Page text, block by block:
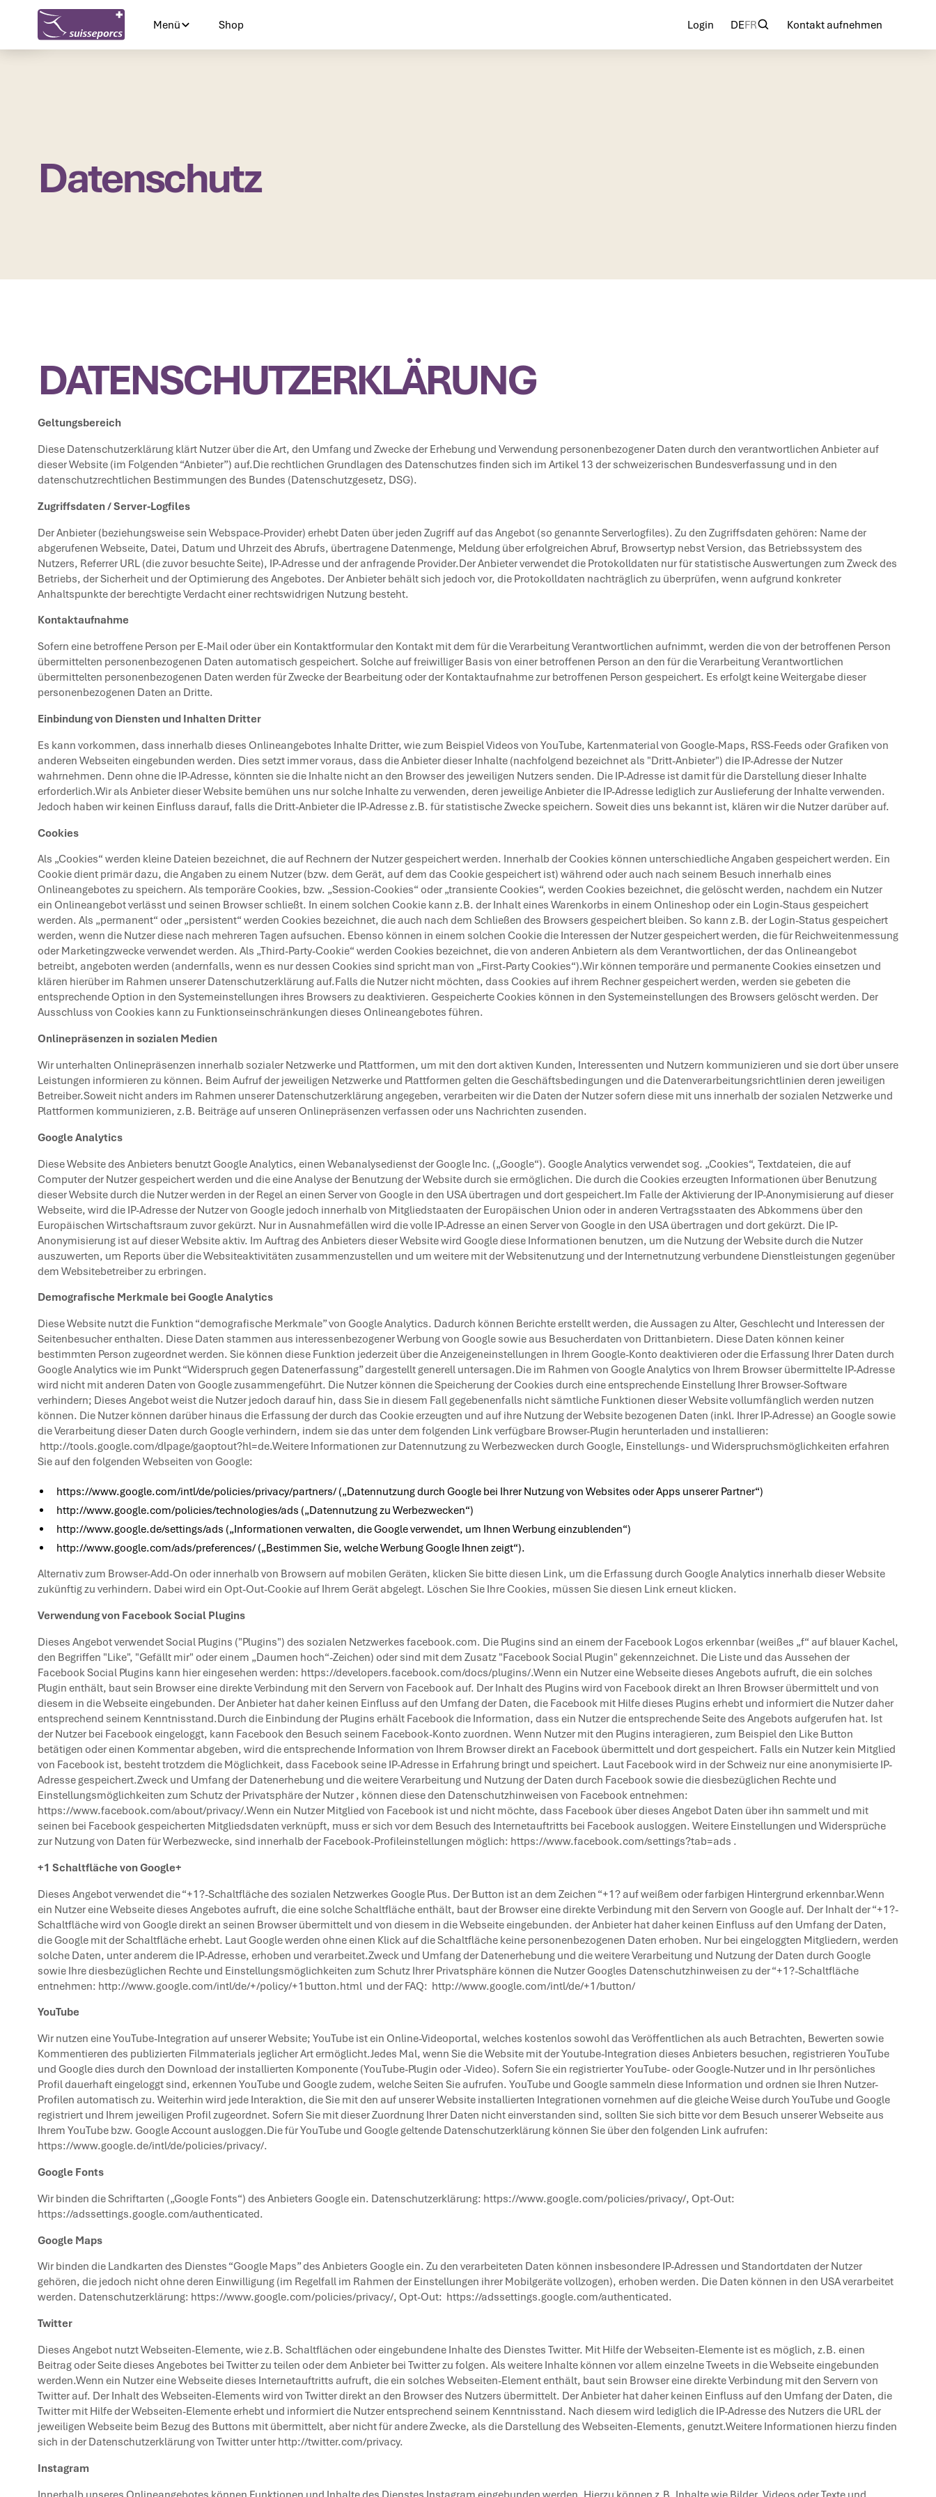
Menü
Shop
Login
DEFR
Kontakt aufnehmen
Datenschutz
DATENSCHUTZERKLÄRUNG
Geltungsbereich
Diese Datenschutzerklärung klärt Nutzer über die Art, den Umfang und Zwecke der Erhebung und Verwendung personenbezogener Daten durch den verantwortlichen Anbieter auf
dieser Website (im Folgenden “Anbieter”) auf.Die rechtlichen Grundlagen des Datenschutzes finden sich im Artikel 13 der schweizerischen Bundesverfassung und in den
datenschutzrechtlichen Bestimmungen des Bundes (Datenschutzgesetz, DSG).
Zugriffsdaten / Server-Logfiles
Der Anbieter (beziehungsweise sein Webspace-Provider) erhebt Daten über jeden Zugriff auf das Angebot (so genannte Serverlogfiles). Zu den Zugriffsdaten gehören: Name der
abgerufenen Webseite, Datei, Datum und Uhrzeit des Abrufs, übertragene Datenmenge, Meldung über erfolgreichen Abruf, Browsertyp nebst Version, das Betriebssystem des
Nutzers, Referrer URL (die zuvor besuchte Seite), IP-Adresse und der anfragende Provider.Der Anbieter verwendet die Protokolldaten nur für statistische Auswertungen zum Zweck des
Betriebs, der Sicherheit und der Optimierung des Angebotes. Der Anbieter behält sich jedoch vor, die Protokolldaten nachträglich zu überprüfen, wenn aufgrund konkreter
Anhaltspunkte der berechtigte Verdacht einer rechtswidrigen Nutzung besteht.
Kontaktaufnahme
Sofern eine betroffene Person per E-Mail oder über ein Kontaktformular den Kontakt mit dem für die Verarbeitung Verantwortlichen aufnimmt, werden die von der betroffenen Person
übermittelten personenbezogenen Daten automatisch gespeichert. Solche auf freiwilliger Basis von einer betroffenen Person an den für die Verarbeitung Verantwortlichen
übermittelten personenbezogenen Daten werden für Zwecke der Bearbeitung oder der Kontaktaufnahme zur betroffenen Person gespeichert. Es erfolgt keine Weitergabe dieser
personenbezogenen Daten an Dritte.
Einbindung von Diensten und Inhalten Dritter
Es kann vorkommen, dass innerhalb dieses Onlineangebotes Inhalte Dritter, wie zum Beispiel Videos von YouTube, Kartenmaterial von Google-Maps, RSS-Feeds oder Grafiken von
anderen Webseiten eingebunden werden. Dies setzt immer voraus, dass die Anbieter dieser Inhalte (nachfolgend bezeichnet als "Dritt-Anbieter") die IP-Adresse der Nutzer
wahrnehmen. Denn ohne die IP-Adresse, könnten sie die Inhalte nicht an den Browser des jeweiligen Nutzers senden. Die IP-Adresse ist damit für die Darstellung dieser Inhalte
erforderlich.Wir als Anbieter dieser Website bemühen uns nur solche Inhalte zu verwenden, deren jeweilige Anbieter die IP-Adresse lediglich zur Auslieferung der Inhalte verwenden.
Jedoch haben wir keinen Einfluss darauf, falls die Dritt-Anbieter die IP-Adresse z.B. für statistische Zwecke speichern. Soweit dies uns bekannt ist, klären wir die Nutzer darüber auf.
Cookies
Als „Cookies“ werden kleine Dateien bezeichnet, die auf Rechnern der Nutzer gespeichert werden. Innerhalb der Cookies können unterschiedliche Angaben gespeichert werden. Ein
Cookie dient primär dazu, die Angaben zu einem Nutzer (bzw. dem Gerät, auf dem das Cookie gespeichert ist) während oder auch nach seinem Besuch innerhalb eines
Onlineangebotes zu speichern. Als temporäre Cookies, bzw. „Session-Cookies“ oder „transiente Cookies“, werden Cookies bezeichnet, die gelöscht werden, nachdem ein Nutzer
ein Onlineangebot verlässt und seinen Browser schließt. In einem solchen Cookie kann z.B. der Inhalt eines Warenkorbs in einem Onlineshop oder ein Login-Staus gespeichert
werden. Als „permanent“ oder „persistent“ werden Cookies bezeichnet, die auch nach dem Schließen des Browsers gespeichert bleiben. So kann z.B. der Login-Status gespeichert
werden, wenn die Nutzer diese nach mehreren Tagen aufsuchen. Ebenso können in einem solchen Cookie die Interessen der Nutzer gespeichert werden, die für Reichweitenmessung
oder Marketingzwecke verwendet werden. Als „Third-Party-Cookie“ werden Cookies bezeichnet, die von anderen Anbietern als dem Verantwortlichen, der das Onlineangebot
betreibt, angeboten werden (andernfalls, wenn es nur dessen Cookies sind spricht man von „First-Party Cookies“).Wir können temporäre und permanente Cookies einsetzen und
klären hierüber im Rahmen unserer Datenschutzerklärung auf.Falls die Nutzer nicht möchten, dass Cookies auf ihrem Rechner gespeichert werden, werden sie gebeten die
entsprechende Option in den Systemeinstellungen ihres Browsers zu deaktivieren. Gespeicherte Cookies können in den Systemeinstellungen des Browsers gelöscht werden. Der
Ausschluss von Cookies kann zu Funktionseinschränkungen dieses Onlineangebotes führen.
Onlinepräsenzen in sozialen Medien
Wir unterhalten Onlinepräsenzen innerhalb sozialer Netzwerke und Plattformen, um mit den dort aktiven Kunden, Interessenten und Nutzern kommunizieren und sie dort über unsere
Leistungen informieren zu können. Beim Aufruf der jeweiligen Netzwerke und Plattformen gelten die Geschäftsbedingungen und die Datenverarbeitungsrichtlinien deren jeweiligen
Betreiber.Soweit nicht anders im Rahmen unserer Datenschutzerklärung angegeben, verarbeiten wir die Daten der Nutzer sofern diese mit uns innerhalb der sozialen Netzwerke und
Plattformen kommunizieren, z.B. Beiträge auf unseren Onlinepräsenzen verfassen oder uns Nachrichten zusenden.
Google Analytics
Diese Website des Anbieters benutzt Google Analytics, einen Webanalysedienst der Google Inc. („Google“). Google Analytics verwendet sog. „Cookies“, Textdateien, die auf
Computer der Nutzer gespeichert werden und die eine Analyse der Benutzung der Website durch sie ermöglichen. Die durch die Cookies erzeugten Informationen über Benutzung
dieser Website durch die Nutzer werden in der Regel an einen Server von Google in den USA übertragen und dort gespeichert.Im Falle der Aktivierung der IP-Anonymisierung auf dieser
Webseite, wird die IP-Adresse der Nutzer von Google jedoch innerhalb von Mitgliedstaaten der Europäischen Union oder in anderen Vertragsstaaten des Abkommens über den
Europäischen Wirtschaftsraum zuvor gekürzt. Nur in Ausnahmefällen wird die volle IP-Adresse an einen Server von Google in den USA übertragen und dort gekürzt. Die IP-
Anonymisierung ist auf dieser Website aktiv. Im Auftrag des Anbieters dieser Website wird Google diese Informationen benutzen, um die Nutzung der Website durch die Nutzer
auszuwerten, um Reports über die Websiteaktivitäten zusammenzustellen und um weitere mit der Websitenutzung und der Internetnutzung verbundene Dienstleistungen gegenüber
dem Websitebetreiber zu erbringen.
Demografische Merkmale bei Google Analytics
Diese Website nutzt die Funktion “demografische Merkmale” von Google Analytics. Dadurch können Berichte erstellt werden, die Aussagen zu Alter, Geschlecht und Interessen der
Seitenbesucher enthalten. Diese Daten stammen aus interessenbezogener Werbung von Google sowie aus Besucherdaten von Drittanbietern. Diese Daten können keiner
bestimmten Person zugeordnet werden. Sie können diese Funktion jederzeit über die Anzeigeneinstellungen in Ihrem Google-Konto deaktivieren oder die Erfassung Ihrer Daten durch
Google Analytics wie im Punkt “Widerspruch gegen Datenerfassung” dargestellt generell untersagen.Die im Rahmen von Google Analytics von Ihrem Browser übermittelte IP-Adresse
wird nicht mit anderen Daten von Google zusammengeführt. Die Nutzer können die Speicherung der Cookies durch eine entsprechende Einstellung Ihrer Browser-Software
verhindern; Dieses Angebot weist die Nutzer jedoch darauf hin, dass Sie in diesem Fall gegebenenfalls nicht sämtliche Funktionen dieser Website vollumfänglich werden nutzen
können. Die Nutzer können darüber hinaus die Erfassung der durch das Cookie erzeugten und auf ihre Nutzung der Website bezogenen Daten (inkl. Ihrer IP-Adresse) an Google sowie
die Verarbeitung dieser Daten durch Google verhindern, indem sie das unter dem folgenden Link verfügbare Browser-Plugin herunterladen und installieren:
http://tools.google.com/dlpage/gaoptout?hl=de.Weitere Informationen zur Datennutzung zu Werbezwecken durch Google, Einstellungs- und Widerspruchsmöglichkeiten erfahren
Sie auf den folgenden Webseiten von Google:
https://www.google.com/intl/de/policies/privacy/partners/ („Datennutzung durch Google bei Ihrer Nutzung von Websites oder Apps unserer Partner“)
http://www.google.com/policies/technologies/ads („Datennutzung zu Werbezwecken“)
http://www.google.de/settings/ads („Informationen verwalten, die Google verwendet, um Ihnen Werbung einzublenden“)
http://www.google.com/ads/preferences/ („Bestimmen Sie, welche Werbung Google Ihnen zeigt“).
Alternativ zum Browser-Add-On oder innerhalb von Browsern auf mobilen Geräten, klicken Sie bitte diesen Link, um die Erfassung durch Google Analytics innerhalb dieser Website
zukünftig zu verhindern. Dabei wird ein Opt-Out-Cookie auf Ihrem Gerät abgelegt. Löschen Sie Ihre Cookies, müssen Sie diesen Link erneut klicken.
Verwendung von Facebook Social Plugins
Dieses Angebot verwendet Social Plugins ("Plugins") des sozialen Netzwerkes facebook.com. Die Plugins sind an einem der Facebook Logos erkennbar (weißes „f“ auf blauer Kachel,
den Begriffen "Like", "Gefällt mir" oder einem „Daumen hoch“-Zeichen) oder sind mit dem Zusatz "Facebook Social Plugin" gekennzeichnet. Die Liste und das Aussehen der
Facebook Social Plugins kann hier eingesehen werden: https://developers.facebook.com/docs/plugins/.Wenn ein Nutzer eine Webseite dieses Angebots aufruft, die ein solches
Plugin enthält, baut sein Browser eine direkte Verbindung mit den Servern von Facebook auf. Der Inhalt des Plugins wird von Facebook direkt an Ihren Browser übermittelt und von
diesem in die Webseite eingebunden. Der Anbieter hat daher keinen Einfluss auf den Umfang der Daten, die Facebook mit Hilfe dieses Plugins erhebt und informiert die Nutzer daher
entsprechend seinem Kenntnisstand.Durch die Einbindung der Plugins erhält Facebook die Information, dass ein Nutzer die entsprechende Seite des Angebots aufgerufen hat. Ist
der Nutzer bei Facebook eingeloggt, kann Facebook den Besuch seinem Facebook-Konto zuordnen. Wenn Nutzer mit den Plugins interagieren, zum Beispiel den Like Button
betätigen oder einen Kommentar abgeben, wird die entsprechende Information von Ihrem Browser direkt an Facebook übermittelt und dort gespeichert. Falls ein Nutzer kein Mitglied
von Facebook ist, besteht trotzdem die Möglichkeit, dass Facebook seine IP-Adresse in Erfahrung bringt und speichert. Laut Facebook wird in der Schweiz nur eine anonymisierte IP-
Adresse gespeichert.Zweck und Umfang der Datenerhebung und die weitere Verarbeitung und Nutzung der Daten durch Facebook sowie die diesbezüglichen Rechte und
Einstellungsmöglichkeiten zum Schutz der Privatsphäre der Nutzer , können diese den Datenschutzhinweisen von Facebook entnehmen:
https://www.facebook.com/about/privacy/.Wenn ein Nutzer Mitglied von Facebook ist und nicht möchte, dass Facebook über dieses Angebot Daten über ihn sammelt und mit
seinen bei Facebook gespeicherten Mitgliedsdaten verknüpft, muss er sich vor dem Besuch des Internetauftritts bei Facebook ausloggen. Weitere Einstellungen und Widersprüche
zur Nutzung von Daten für Werbezwecke, sind innerhalb der Facebook-Profileinstellungen möglich: https://www.facebook.com/settings?tab=ads .
+1 Schaltfläche von Google+
Dieses Angebot verwendet die “+1?-Schaltfläche des sozialen Netzwerkes Google Plus. Der Button ist an dem Zeichen “+1? auf weißem oder farbigen Hintergrund erkennbar.Wenn
ein Nutzer eine Webseite dieses Angebotes aufruft, die eine solche Schaltfläche enthält, baut der Browser eine direkte Verbindung mit den Servern von Google auf. Der Inhalt der “+1?-
Schaltfläche wird von Google direkt an seinen Browser übermittelt und von diesem in die Webseite eingebunden. der Anbieter hat daher keinen Einfluss auf den Umfang der Daten,
die Google mit der Schaltfläche erhebt. Laut Google werden ohne einen Klick auf die Schaltfläche keine personenbezogenen Daten erhoben. Nur bei eingeloggten Mitgliedern, werden
solche Daten, unter anderem die IP-Adresse, erhoben und verarbeitet.Zweck und Umfang der Datenerhebung und die weitere Verarbeitung und Nutzung der Daten durch Google
sowie Ihre diesbezüglichen Rechte und Einstellungsmöglichkeiten zum Schutz Ihrer Privatsphäre können die Nutzer Googles Datenschutzhinweisen zu der “+1?-Schaltfläche
entnehmen: http://www.google.com/intl/de/+/policy/+1button.html und der FAQ: http://www.google.com/intl/de/+1/button/
YouTube
Wir nutzen eine YouTube-Integration auf unserer Website; YouTube ist ein Online-Videoportal, welches kostenlos sowohl das Veröffentlichen als auch Betrachten, Bewerten sowie
Kommentieren des publizierten Filmmaterials jeglicher Art ermöglicht.Jedes Mal, wenn Sie die Website mit der Youtube-Integration dieses Anbieters besuchen, registrieren YouTube
und Google dies durch den Download der installierten Komponente (YouTube-Plugin oder -Video). Sofern Sie ein registrierter YouTube- oder Google-Nutzer und in Ihr persönliches
Profil dauerhaft eingeloggt sind, erkennen YouTube und Google zudem, welche Seiten Sie aufrufen. YouTube und Google sammeln diese Information und ordnen sie Ihren Nutzer-
Profilen automatisch zu. Weiterhin wird jede Interaktion, die Sie mit den auf unserer Website installierten Integrationen vornehmen auf die gleiche Weise durch YouTube und Google
registriert und Ihrem jeweiligen Profil zugeordnet. Sofern Sie mit dieser Zuordnung Ihrer Daten nicht einverstanden sind, sollten Sie sich bitte vor dem Besuch unserer Webseite aus
Ihrem YouTube bzw. Google Account ausloggen.Die für YouTube und Google geltende Datenschutzerklärung können Sie über den folgenden Link aufrufen:
https://www.google.de/intl/de/policies/privacy/.
Google Fonts
Wir binden die Schriftarten („Google Fonts“) des Anbieters Google ein. Datenschutzerklärung: https://www.google.com/policies/privacy/, Opt-Out:
https://adssettings.google.com/authenticated.
Google Maps
Wir binden die Landkarten des Dienstes “Google Maps” des Anbieters Google ein. Zu den verarbeiteten Daten können insbesondere IP-Adressen und Standortdaten der Nutzer
gehören, die jedoch nicht ohne deren Einwilligung (im Regelfall im Rahmen der Einstellungen ihrer Mobilgeräte vollzogen), erhoben werden. Die Daten können in den USA verarbeitet
werden. Datenschutzerklärung: https://www.google.com/policies/privacy/, Opt-Out: https://adssettings.google.com/authenticated.
Twitter
Dieses Angebot nutztWebseiten-Elemente, wie z.B. Schaltflächen oder eingebundene Inhalte des Dienstes Twitter. Mit Hilfe der Webseiten-Elemente ist es möglich, z.B. einen
Beitrag oder Seite dieses Angebotes bei Twitter zu teilen oder dem Anbieter bei Twitter zu folgen. Als weitere Inhalte können vor allem einzelne Tweets in die Webseite eingebunden
werden.Wenn ein Nutzer eine Webseite dieses Internetauftritts aufruft, die ein solches Webseiten-Element enthält, baut sein Browser eine direkte Verbindung mit den Servern von
Twitter auf. Der Inhalt des Webseiten-Elements wird von Twitter direkt an den Browser des Nutzers übermittelt. Der Anbieter hat daher keinen Einfluss auf den Umfang der Daten, die
Twitter mit Hilfe der Webseiten-Elemente erhebt und informiert die Nutzer entsprechend seinem Kenntnisstand. Nach diesem wird lediglich die IP-Adresse des Nutzers die URL der
jeweiligen Webseite beim Bezug des Buttons mit übermittelt, aber nicht für andere Zwecke, als die Darstellung des Webseiten-Elements, genutzt.Weitere Informationen hierzu finden
sich in der Datenschutzerklärung von Twitter unter http://twitter.com/privacy.
Instagram
Innerhalb unseres Onlineangebotes können Funktionen und Inhalte des Dienstes Instagram eingebunden werden. Hierzu können z.B. Inhalte wie Bilder, Videos oder Texte und